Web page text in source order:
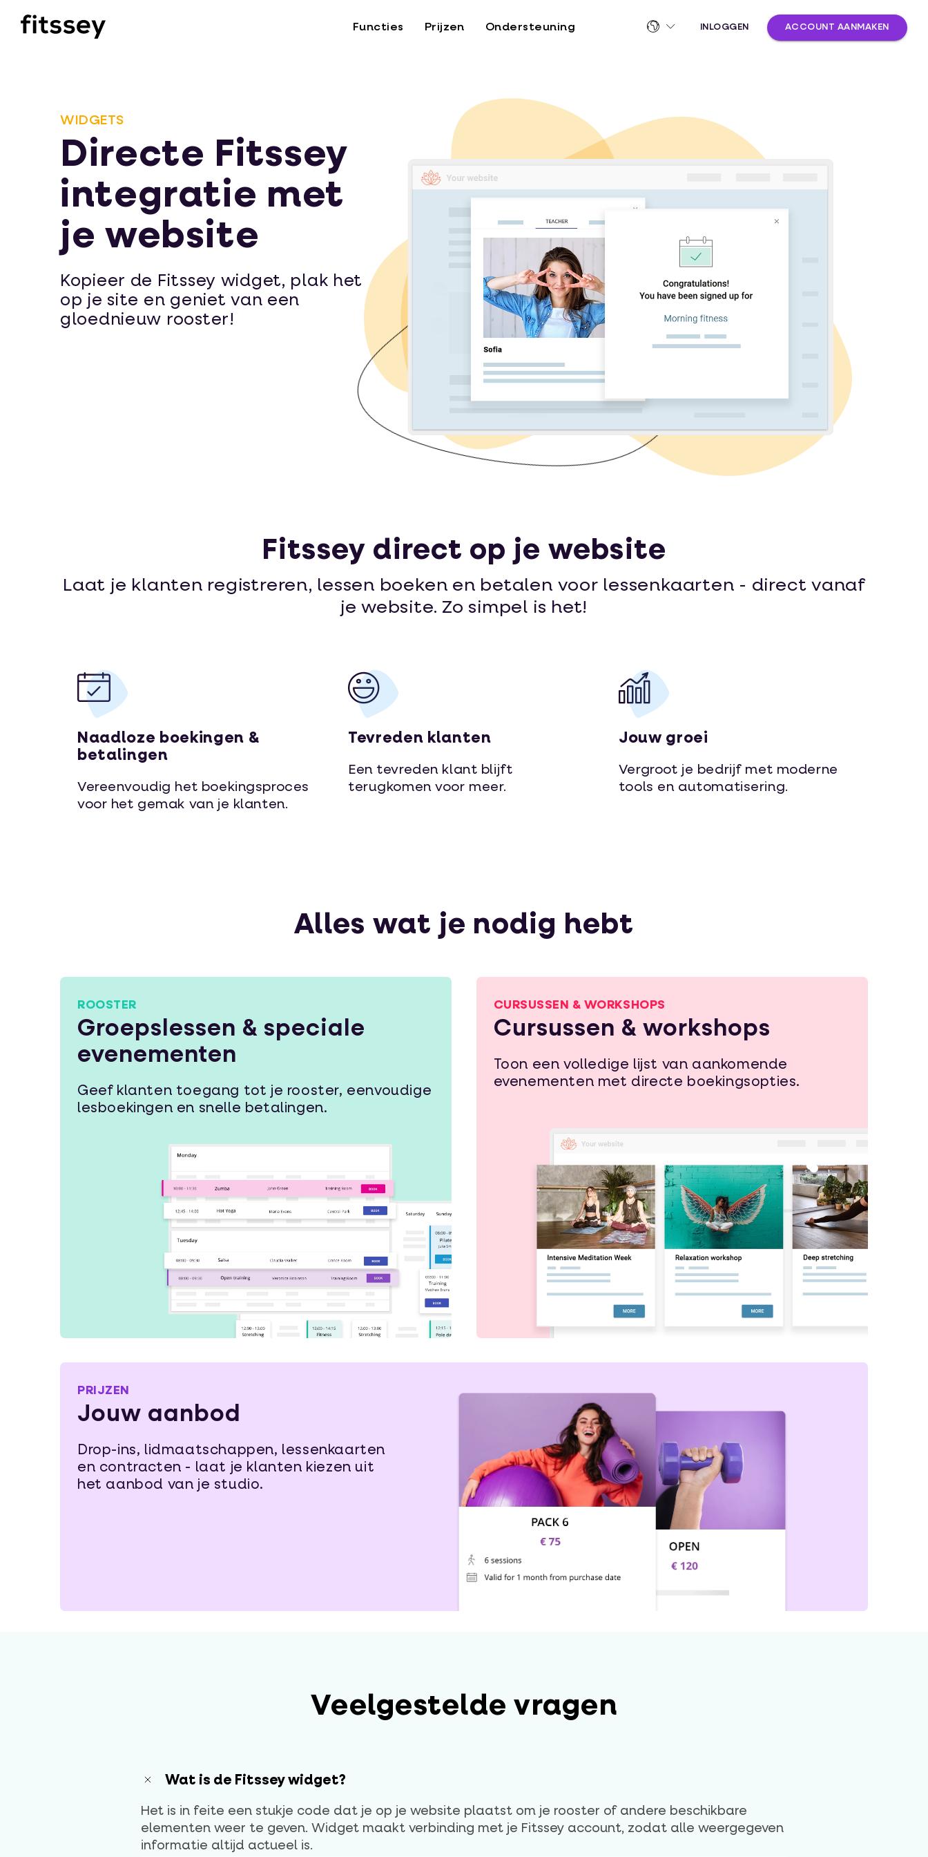
Functies Prijzen Ondersteuning INLOGGEN ACCOUNT AANMAKEN
WIDGETS
Directe Fitssey
integratie met
je website
Kopieer de Fitssey widget, plak het
op je site en geniet van een
gloednieuw rooster!
Fitssey direct op je website
Laat je klanten registreren, lessen boeken en betalen voor lessenkaarten - direct vanaf
je website. Zo simpel is het!
Naadloze boekingen &
betalingen
Vereenvoudig het boekingsproces
voor het gemak van je klanten.
Tevreden klanten
Een tevreden klant blijft
terugkomen voor meer.
Jouw groei
Vergroot je bedrijf met moderne
tools en automatisering.
Alles wat je nodig hebt
ROOSTER
Groepslessen & speciale
evenementen
Geef klanten toegang tot je rooster, eenvoudige
lesboekingen en snelle betalingen.
CURSUSSEN & WORKSHOPS
Cursussen & workshops
Toon een volledige lijst van aankomende
evenementen met directe boekingsopties.
PRIJZEN
Jouw aanbod
Drop-ins, lidmaatschappen, lessenkaarten
en contracten - laat je klanten kiezen uit
het aanbod van je studio.
Veelgestelde vragen
Wat is de Fitssey widget?
Het is in feite een stukje code dat je op je website plaatst om je rooster of andere beschikbare
elementen weer te geven. Widget maakt verbinding met je Fitssey account, zodat alle weergegeven
informatie altijd actueel is.